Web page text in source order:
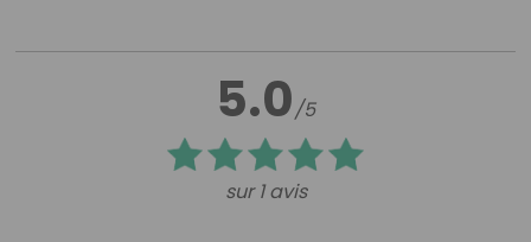
5.0/5
sur 1 avis